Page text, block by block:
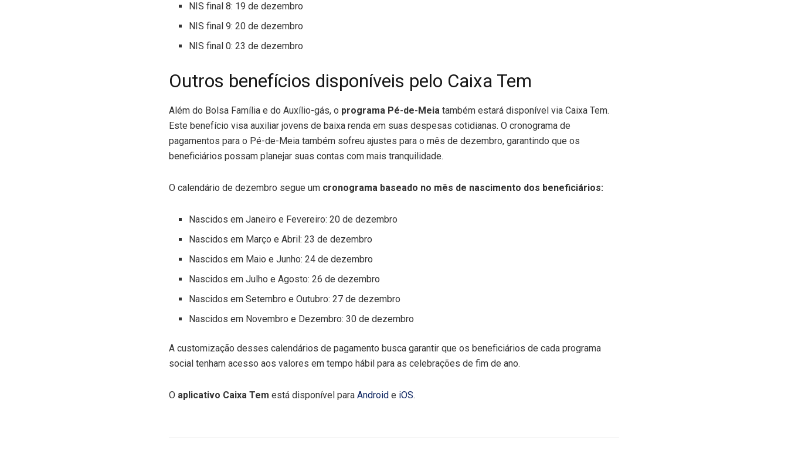
NIS final 8: 19 de dezembro
NIS final 9: 20 de dezembro
NIS final 0: 23 de dezembro
Outros benefícios disponíveis pelo Caixa Tem
Além do Bolsa Família e do Auxílio-gás, o programa Pé-de-Meia também estará disponível via Caixa Tem.
Este benefício visa auxiliar jovens de baixa renda em suas despesas cotidianas. O cronograma de
pagamentos para o Pé-de-Meia também sofreu ajustes para o mês de dezembro, garantindo que os
beneficiários possam planejar suas contas com mais tranquilidade.
O calendário de dezembro segue um cronograma baseado no mês de nascimento dos beneficiários:
Nascidos em Janeiro e Fevereiro: 20 de dezembro
Nascidos em Março e Abril: 23 de dezembro
Nascidos em Maio e Junho: 24 de dezembro
Nascidos em Julho e Agosto: 26 de dezembro
Nascidos em Setembro e Outubro: 27 de dezembro
Nascidos em Novembro e Dezembro: 30 de dezembro
A customização desses calendários de pagamento busca garantir que os beneficiários de cada programa
social tenham acesso aos valores em tempo hábil para as celebrações de fim de ano.
O aplicativo Caixa Tem está disponível para Android e iOS.